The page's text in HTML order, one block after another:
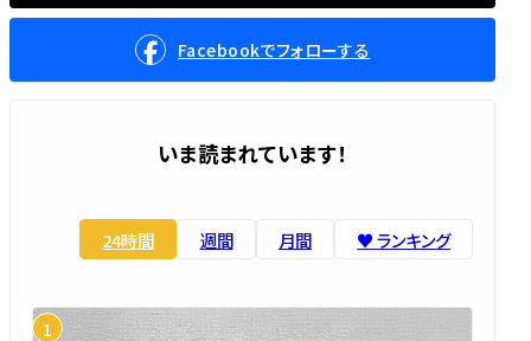
Facebookでフォローする
いま読まれています！
24時間 週間 月間 ♥️ ランキング